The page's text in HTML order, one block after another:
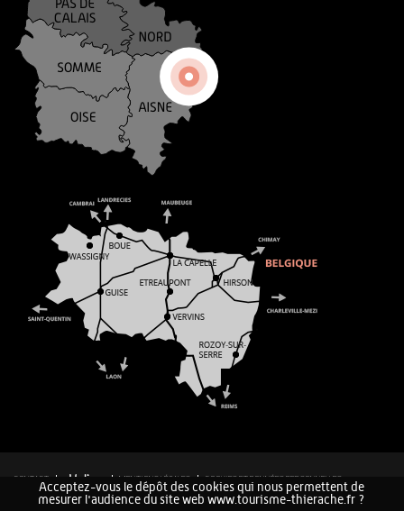
CONTACT MENTIONS LÉGALES
COOKIES ET DONNÉES PERSONNELLES
PLAN DU SITE
Acceptez-vous le dépôt des cookies qui nous permettent de
mesurer l'audience du site web www.tourisme-thierache.fr ?